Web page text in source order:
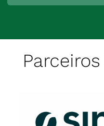
Parceiros